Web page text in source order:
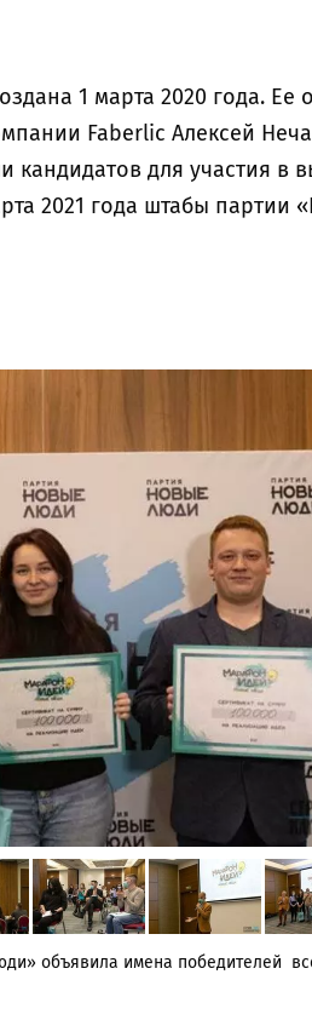
1 марта 2020 года. Ее
Faberlic Алексей
для участия в
2021 года штабы партии
объявила имена победителей